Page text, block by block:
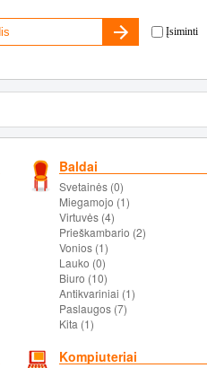
Įsiminti
Baldai
Svetainės (0)
Miegamojo (1)
Virtuvės (4)
Prieškambario (2)
Vonios (1)
Lauko (0)
Biuro (10)
Antikvariniai (1)
Paslaugos (7)
Kita (1)
Kompiuteriai